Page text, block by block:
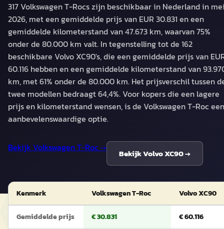
317 Volkswagen T-Rocs zijn beschikbaar in Nederland in
2026, met een gemiddelde prijs van EUR 30.831 en een
gemiddelde kilometerstand van 47.673 km, waarvan 75%
onder de 80.000 km valt. In tegenstelling tot de 162
beschikbare Volvo XC90's, die een gemiddelde prijs van
60.116 hebben en een gemiddelde kilometerstand van
km, met 61% onder de 80.000 km. Het prijsverschil tussen
twee modellen bedraagt 64,4%. Voor kopers die een lagere
prijs en kilometerstand wensen, is de Volkswagen T-Roc een
aanbevelenswaardige optie.
Bekijk Volkswagen T-Roc→
BekijkVolvo XC90→
Kenmerk Volkswagen T-Roc Volvo XC90
Gemiddelde prijs € 30.831 € 60.116